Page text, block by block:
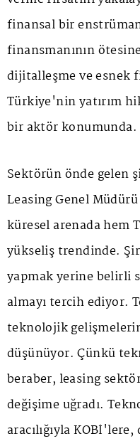
finansal bir
finansmanının
dijitalleşme ve esnek
Türkiye'nin yatırım
bir aktör konumunda.
Sektörün önde gelen
Leasing Genel
küresel arenada hem
yükseliş trendinde.
yapmak yerine belirli
almayı tercih ediyor.
teknolojik
düşünüyor. Çünkü
beraber, leasing
değişime uğradı.
aracılığıyla